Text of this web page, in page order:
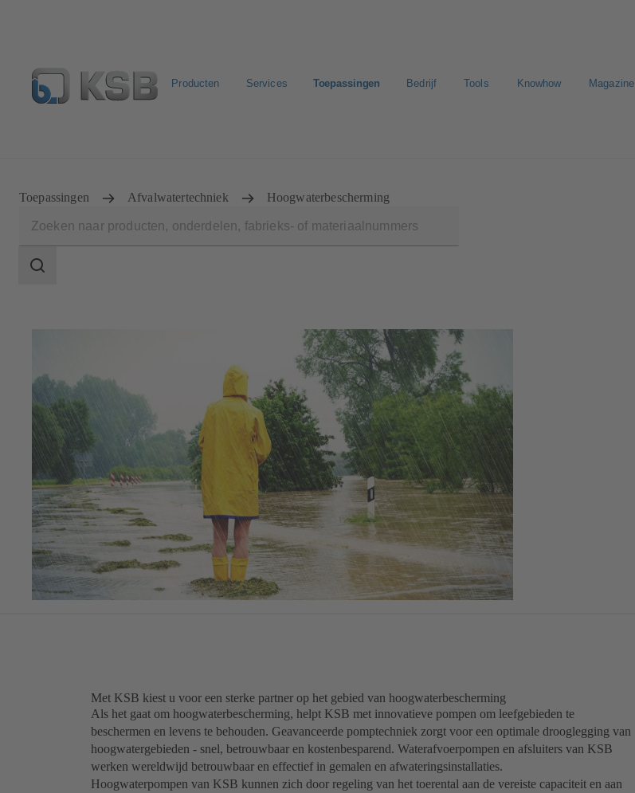
Producten Services Toepassingen Bedrijf Tools Knowhow Magazine
Toepassingen Afvalwatertechniek Hoogwaterbescherming
Zoekgebied
Met KSB kiest u voor een sterke partner op het gebied van hoogwaterbescherming
Als het gaat om hoogwaterbescherming, helpt KSB met innovatieve pompen om leefgebieden te
beschermen en levens te behouden. Geavanceerde pomptechniek zorgt voor een optimale drooglegging van
hoogwatergebieden - snel, betrouwbaar en kostenbesparend. Waterafvoerpompen en afsluiters van KSB
werken wereldwijd betrouwbaar en effectief in gemalen en afwateringsinstallaties.
Hoogwaterpompen van KSB kunnen zich door regeling van het toerental aan de vereiste capaciteit en aan